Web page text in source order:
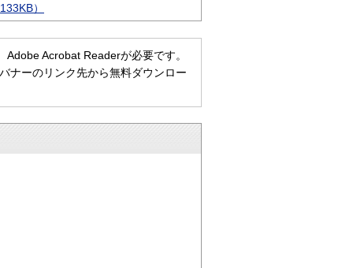
）
Acrobat Readerが必要です。
ナーのリンク先から無料ダウンロー